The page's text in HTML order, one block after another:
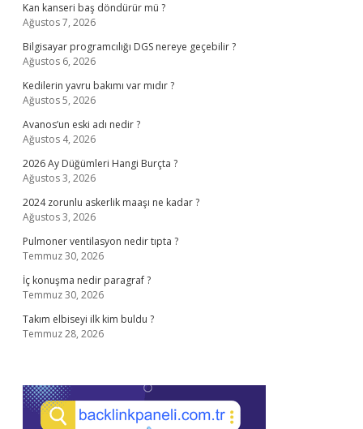
Kan kanseri baş döndürür mü ?
Ağustos 7, 2026
Bilgisayar programcılığı DGS nereye geçebilir ?
Ağustos 6, 2026
Kedilerin yavru bakımı var mıdır ?
Ağustos 5, 2026
Avanos’un eski adı nedir ?
Ağustos 4, 2026
2026 Ay Düğümleri Hangi Burçta ?
Ağustos 3, 2026
2024 zorunlu askerlik maaşı ne kadar ?
Ağustos 3, 2026
Pulmoner ventilasyon nedir tıpta ?
Temmuz 30, 2026
İç konuşma nedir paragraf ?
Temmuz 30, 2026
Takım elbiseyi ilk kim buldu ?
Temmuz 28, 2026